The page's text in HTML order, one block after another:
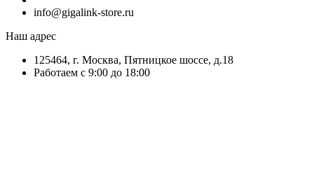
info@gigalink-store.ru
Наш адрес
125464, г. Москва, Пятницкое шоссе, д.18
Работаем с 9:00 до 18:00